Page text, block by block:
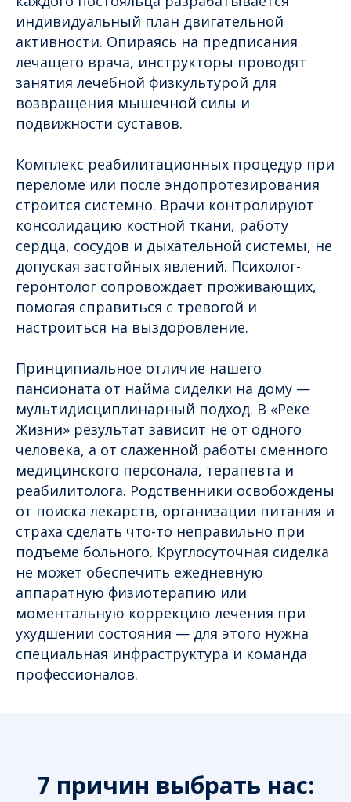
индивидуальный план двигательной
активности. Опираясь на предписания
лечащего врача, инструкторы проводят
занятия лечебной физкультурой для
возвращения мышечной силы и
подвижности суставов.
Комплекс реабилитационных процедур при
переломе или после эндопротезирования
строится системно. Врачи контролируют
консолидацию костной ткани, работу
сердца, сосудов и дыхательной системы, не
допуская застойных явлений. Психолог-
геронтолог сопровождает проживающих,
помогая справиться с тревогой и
настроиться на выздоровление.
Принципиальное отличие нашего
пансионата от найма сиделки на дому —
мультидисциплинарный подход. В «Реке
Жизни» результат зависит не от одного
человека, а от слаженной работы сменного
медицинского персонала, терапевта и
реабилитолога. Родственники освобождены
от поиска лекарств, организации питания и
страха сделать что-то неправильно при
подъеме больного. Круглосуточная сиделка
не может обеспечить ежедневную
аппаратную физиотерапию или
моментальную коррекцию лечения при
ухудшении состояния — для этого нужна
специальная инфраструктура и команда
профессионалов.
7 причин выбрать нас: